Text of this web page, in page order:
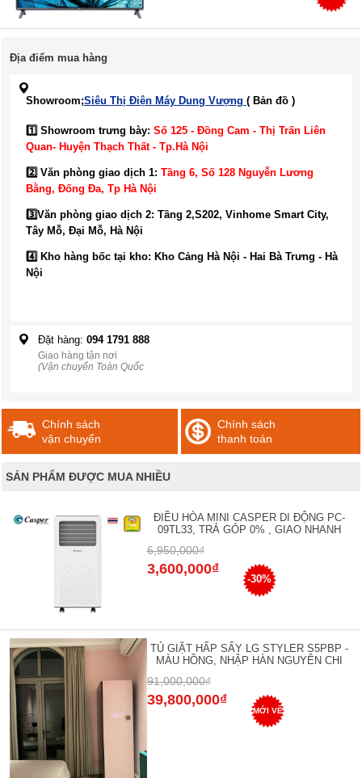
Địa điểm mua hàng
Showroom;Siêu Thị Điện Máy Dung Vượng ( Bản đồ )
1️⃣ Showroom trưng bày: Số 125 - Đồng Cam - Thị Trấn Liên
Quan- Huyện Thạch Thất - Tp.Hà Nội
2️⃣ Văn phòng giao dịch 1: Tầng 6, Số 128 Nguyễn Lương
Bằng, Đống Đa, Tp Hà Nội
3️⃣Văn phòng giao dịch 2: Tầng 2,S202, Vinhome Smart City,
Tây Mỗ, Đại Mỗ, Hà Nội
4️⃣ Kho hàng bốc tại kho: Kho Cảng Hà Nội - Hai Bà Trưng - Hà
Nội
Đặt hàng: 094 1791 888
Giao hàng tận nơi
(Vận chuyển Toàn Quốc
Chính sách
vận chuyển
Chính sách
thanh toán
SẢN PHẨM ĐƯỢC MUA NHIỀU
ĐIỀU HÒA MINI CASPER DI ĐỘNG PC-
09TL33, TRẢ GÓP 0% , GIAO NHANH
6,950,000₫
3,600,000₫
-30%
TỦ GIẶT HẤP SẤY LG STYLER S5PBP -
MÀU HỒNG, NHẬP HÀN NGUYÊN CHI
91,000,000₫
39,800,000₫
MỚI VỀ